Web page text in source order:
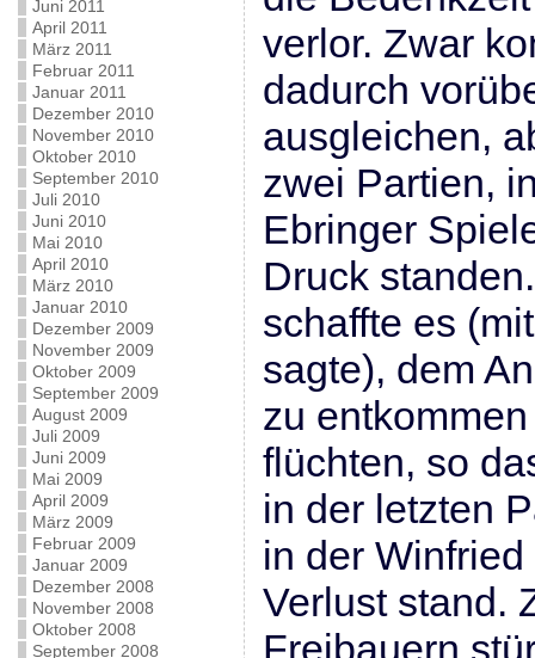
Juni 2011
April 2011
März 2011
Februar 2011
Januar 2011
Dezember 2010
November 2010
Oktober 2010
September 2010
Juli 2010
Juni 2010
Mai 2010
April 2010
März 2010
Januar 2010
Dezember 2009
November 2009
Oktober 2009
September 2009
August 2009
Juli 2009
Juni 2009
Mai 2009
April 2009
März 2009
Februar 2009
Januar 2009
Dezember 2008
November 2008
Oktober 2008
September 2008
verlor. Zwar
dadurch
ausgleichen,
zwei Partien,
Ebringer
Druck
schaffte es
sagte), dem
zu
flüchten, so
in der letzten
in der
Verlust stand.
Freibauern